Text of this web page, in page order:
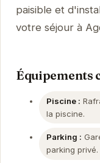
paisible et
votre séjour à
Équipements
Piscine :
la piscine.
Parking :
parking privé.